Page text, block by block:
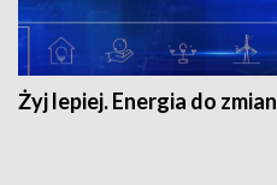
Żyj lepiej. Energia do zmian